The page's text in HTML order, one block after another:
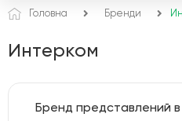
Головна Бренди
Интерком
Бренд представлений в